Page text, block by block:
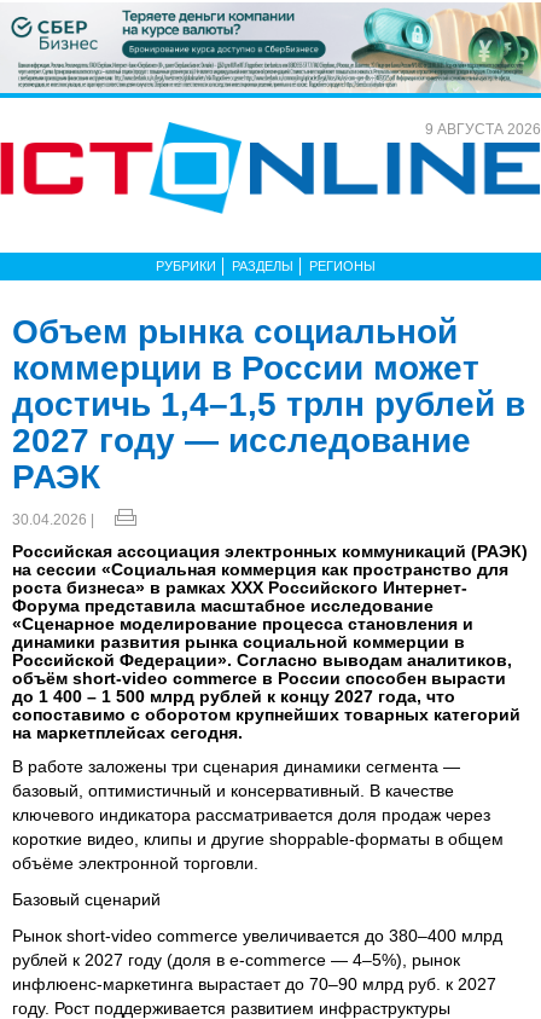
9 АВГУСТА 2026
РУБРИКИ РАЗДЕЛЫ РЕГИОНЫ
Объем рынка социальной
коммерции в России может
достичь 1,4–1,5 трлн рублей в
2027 году — исследование
РАЭК
30.04.2026 |
Российская ассоциация электронных коммуникаций (РАЭК)
на сессии «Социальная коммерция как пространство для
роста бизнеса» в рамках XXX Российского Интернет-
Форума представила масштабное исследование
«Сценарное моделирование процесса становления и
динамики развития рынка социальной коммерции в
Российской Федерации». Согласно выводам аналитиков,
объём short‑video commerce в России способен вырасти
до 1 400 – 1 500 млрд рублей к концу 2027 года, что
сопоставимо с оборотом крупнейших товарных категорий
на маркетплейсах сегодня.
В работе заложены три сценария динамики сегмента —
базовый, оптимистичный и консервативный. В качестве
ключевого индикатора рассматривается доля продаж через
короткие видео, клипы и другие shoppable-форматы в общем
объёме электронной торговли.
Базовый сценарий
Рынок short‑video commerce увеличивается до 380–400 млрд
рублей к 2027 году (доля в e‑commerce — 4–5%), рынок
инфлюенс-маркетинга вырастает до 70–90 млрд руб. к 2027
году. Рост поддерживается развитием инфраструктуры